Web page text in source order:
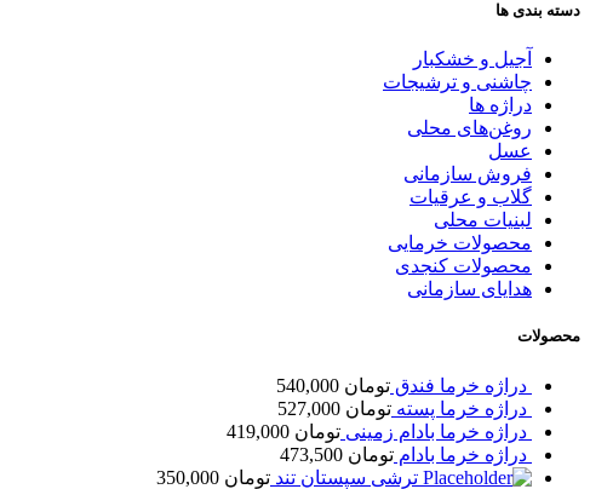
دسته بندی ها
آجیل و خشکبار
چاشنی و ترشیجات
دراژه ها
روغن‌های محلی
عسل
فروش سازمانی
گلاب و عرقیات
لبنیات محلی
محصولات خرمایی
محصولات کنجدی
هدایای سازمانی
محصولات
دراژه خرما فندق تومان
دراژه خرما پسته تومان
دراژه خرما بادام زمینی تومان
دراژه خرما بادام تومان
ترشی سپستان تند تومان